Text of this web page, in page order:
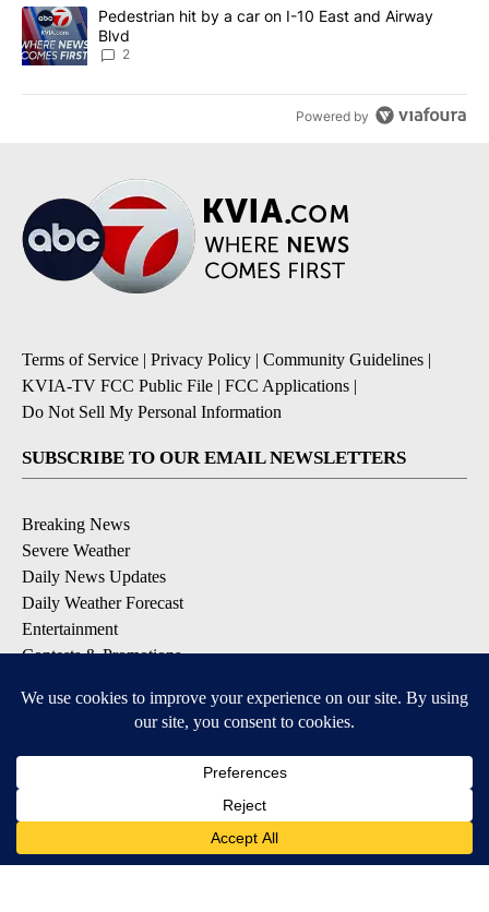
A trending article titled "Pedestrian hit by a car on I-10 East and
Pedestrian hit by a car on I-10 East and Airway
Blvd
2
Powered by
Terms of Service | Privacy Policy | Community Guidelines |
KVIA-TV FCC Public File | FCC Applications |
Do Not Sell My Personal Information
SUBSCRIBE TO OUR EMAIL NEWSLETTERS
Breaking News
Severe Weather
Daily News Updates
Daily Weather Forecast
Entertainment
Contests & Promotions
DOWNLOAD OUR APPS
Available for iOS and Android